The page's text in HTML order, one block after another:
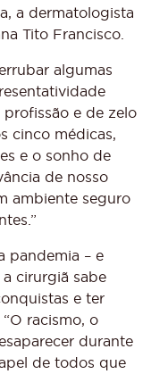
a dermatologista
Tito Francisco.
algumas
e de zelo
cinco médicas,
e o sonho de
de nosso
ambiente seguro
pandemia – e
cirurgiã sabe
e ter
racismo, o
durante
de todos que